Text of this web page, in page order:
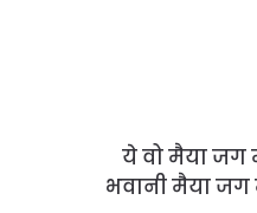
ये वो मैया जग
भवानी मैया जग